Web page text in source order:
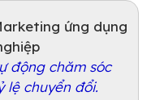
ứng dụng
động chăm sóc
lệ chuyển đổi.